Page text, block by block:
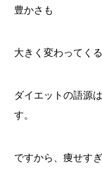
豊かさも
大きく変わってく
ダイエットの語源
す。
ですから、痩せす